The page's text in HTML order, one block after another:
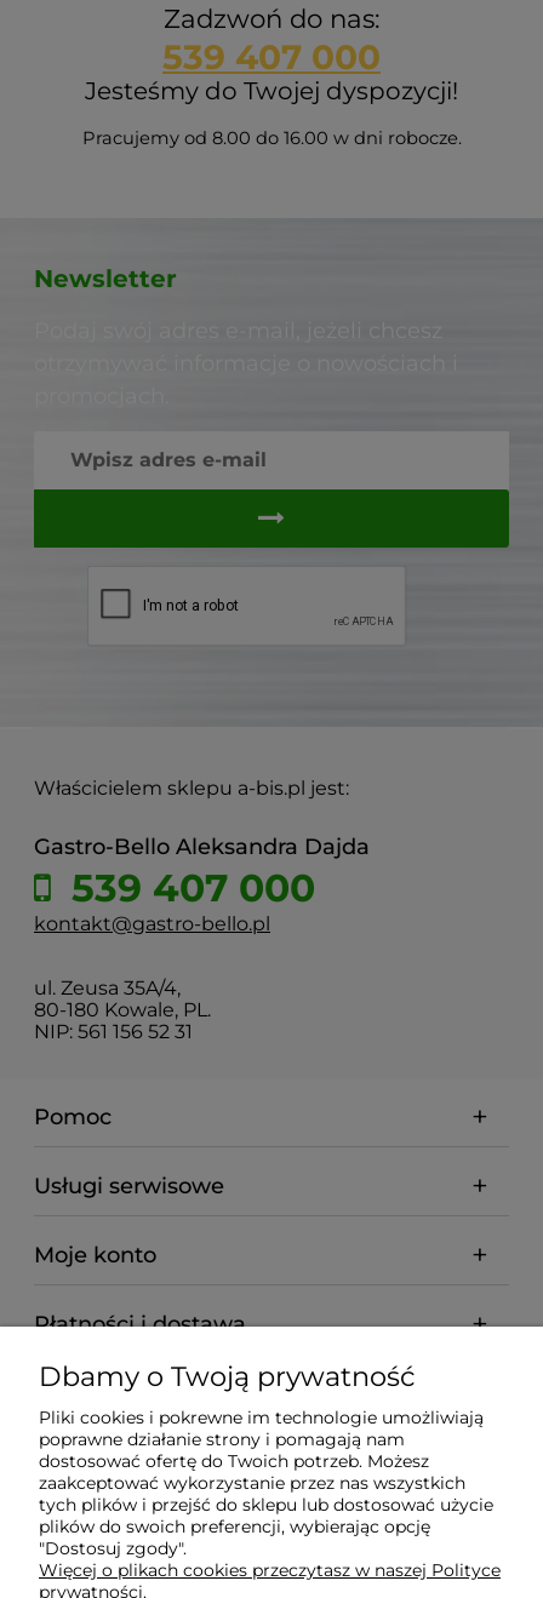
Zadzwoń do nas:
539 407 000
Jesteśmy do Twojej dyspozycji!
Pracujemy od 8.00 do 16.00 w dni robocze.
Newsletter
Podaj swój adres e-mail, jeżeli chcesz
Właścicielem sklepu a-bis.pl jest:
Gastro-Bello Aleksandra Dajda
539 407 000
kontakt@gastro-bello.pl
ul. Zeusa 35A/4,
80-180 Kowale, PL.
NIP: 561 156 52 31
Pomoc
Usługi serwisowe
Moje konto
Płatności i dostawa
Informacje
O nas
Wyposażenie Gastronomii - Projekty Technologiczne -
Sklep Gastronomiczny - Serwis Sprzętu
Dbamy o Twoją prywatność
Pliki cookies i pokrewne im technologie umożliwiają
poprawne działanie strony i pomagają nam
dostosować ofertę do Twoich potrzeb. Możesz
zaakceptować wykorzystanie przez nas wszystkich
tych plików i przejść do sklepu lub dostosować użycie
plików do swoich preferencji, wybierając opcję
"Dostosuj zgody".
Więcej o plikach cookies przeczytasz w naszej Polityce
prywatności.